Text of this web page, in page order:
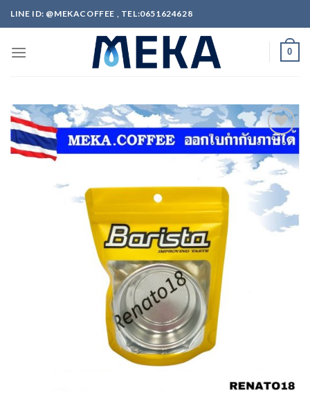
Skip
to
LINE ID: @MEKACOFFEE , TEL:0651624628
0
ADD
TO
WISHLIST